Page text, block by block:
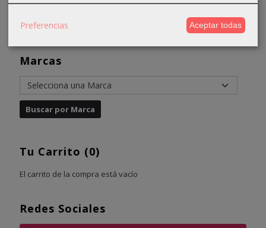
Marcas
Tu Carrito (0)
El carrito de la compra está vacío
Redes Sociales
Preferencias Aceptar todas